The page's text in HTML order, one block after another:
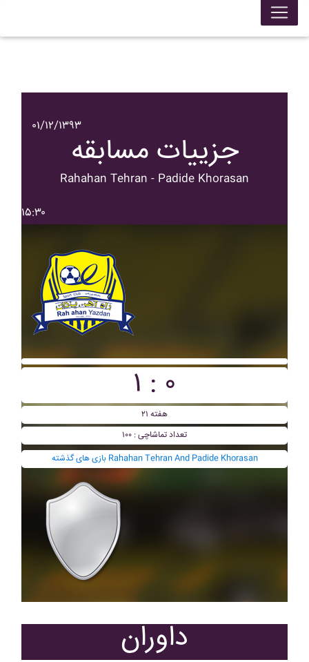
۰۱/۱۲/۱۳۹۳
جزییات مسابقه
Rahahan Tehran - Padide Khorasan
۱۵:۳۰
۱ : ۰
هفته ۲۱
تعداد تماشاچی : ۱۰۰
بازی های گذشته Rahahan Tehran And Padide Khorasan
داوران